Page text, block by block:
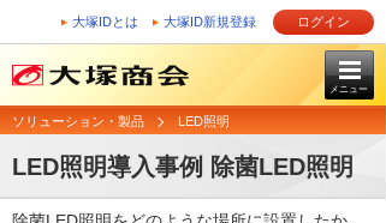
大塚IDとは 大塚ID新規登録 ログイン
メニュー
ソリューション・製品 LED照明
LED照明導入事例 除菌LED照明